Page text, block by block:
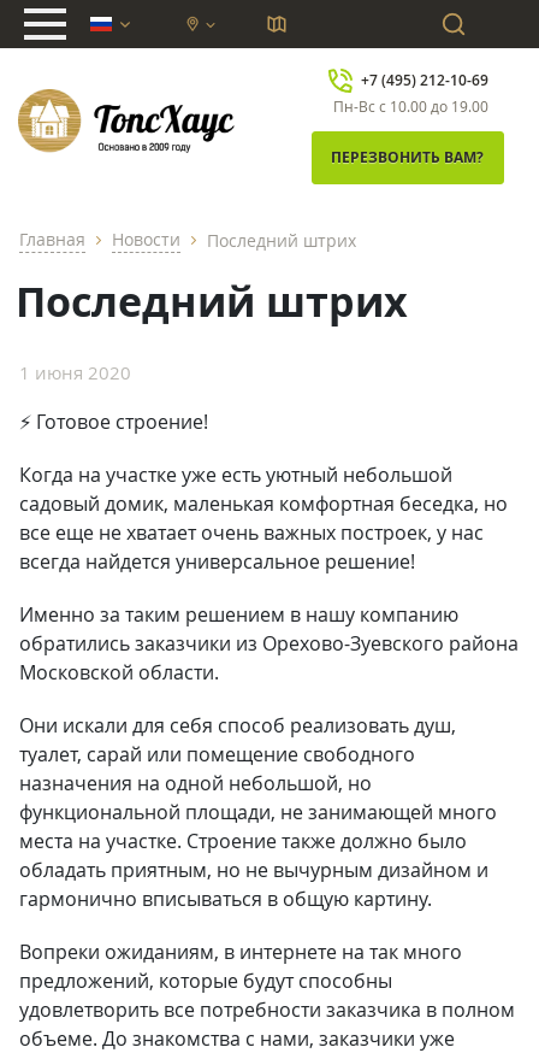
chevron_down
+7 (495) 212-10-69
Пн-Вс с 10.00 до 19.00
ПЕРЕЗВОНИТЬ ВАМ?
Главная chevron_right Новости chevron_right Последний штрих
Последний штрих
1 июня 2020
⚡ Готовое строение!
Когда на участке уже есть уютный небольшой
садовый домик, маленькая комфортная беседка, но
все еще не хватает очень важных построек, у нас
всегда найдется универсальное решение!
Именно за таким решением в нашу компанию
обратились заказчики из Орехово-Зуевского района
Московской области.
Они искали для себя способ реализовать душ,
туалет, сарай или помещение свободного
назначения на одной небольшой, но
функциональной площади, не занимающей много
места на участке. Строение также должно было
обладать приятным, но не вычурным дизайном и
гармонично вписываться в общую картину.
Вопреки ожиданиям, в интернете на так много
предложений, которые будут способны
удовлетворить все потребности заказчика в полном
объеме. До знакомства с нами, заказчики уже